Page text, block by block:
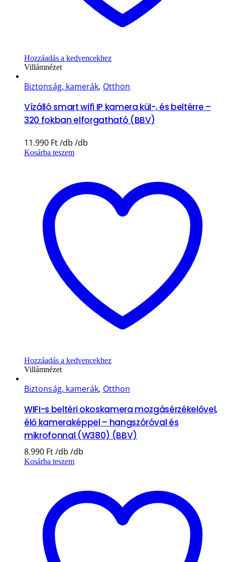
Hozzáadás a kedvencekhez
Villámnézet
Biztonság, kamerák, Otthon
Vízálló smart wifi IP kamera kül-, és beltérre –
320 fokban elforgatható (BBV)
11.990 Ft
Kosárba teszem
Hozzáadás a kedvencekhez
Villámnézet
Biztonság, kamerák, Otthon
WIFI-s beltéri okoskamera mozgásérzékelővel,
élő kameraképpel – hangszóróval és
mikrofonnal (W380) (BBV)
8.990 Ft
Kosárba teszem